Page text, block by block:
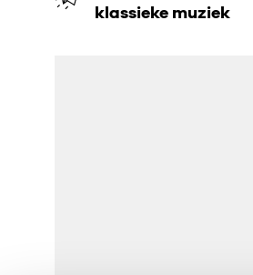
klassieke muziek